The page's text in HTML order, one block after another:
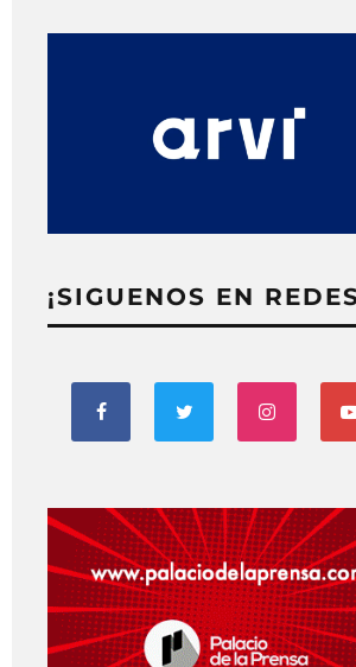
¡SIGUENOS EN